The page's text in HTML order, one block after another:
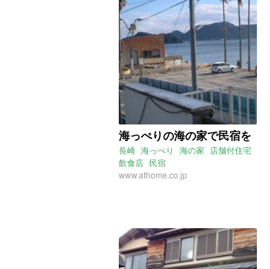
海っぺりの海の家で民宿を
長崎 海っぺり 海の家
店舗付住宅
飲食店 民宿
www.athome.co.jp